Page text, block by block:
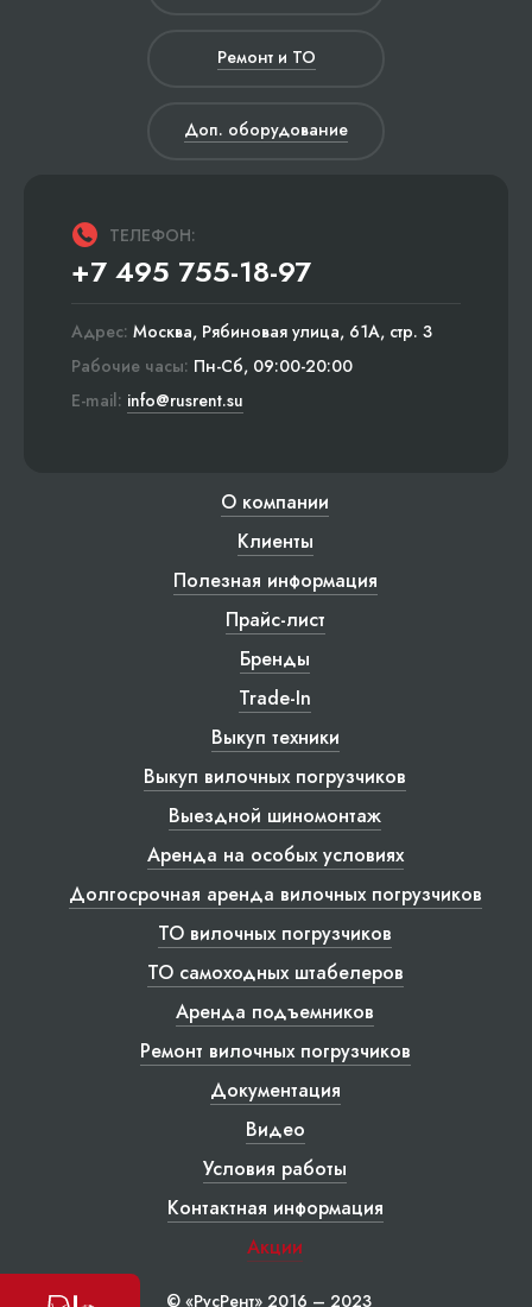
Ремонт и ТО
Доп. оборудование
ТЕЛЕФОН:
+7 495 755-18-97
Адрес: Москва, Рябиновая улица, 61А, стр. 3
Рабочие часы: Пн-Сб, 09:00-20:00
E-mail: info@rusrent.su
О компании
Клиенты
Полезная информация
Прайс-лист
Бренды
Trade-In
Выкуп техники
Выкуп вилочных погрузчиков
Выездной шиномонтаж
Аренда на особых условиях
Долгосрочная аренда вилочных погрузчиков
ТО вилочных погрузчиков
ТО самоходных штабелеров
Аренда подъемников
Ремонт вилочных погрузчиков
Документация
Видео
Условия работы
Контактная информация
Акции
© «РусРент» 2016 – 2023